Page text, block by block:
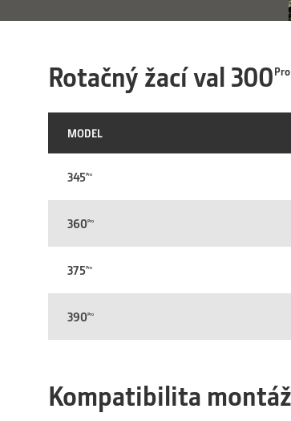
Rotačný žací val 300Pro
MODEL
345Pro
360Pro
375Pro
390Pro
Kompatibilita